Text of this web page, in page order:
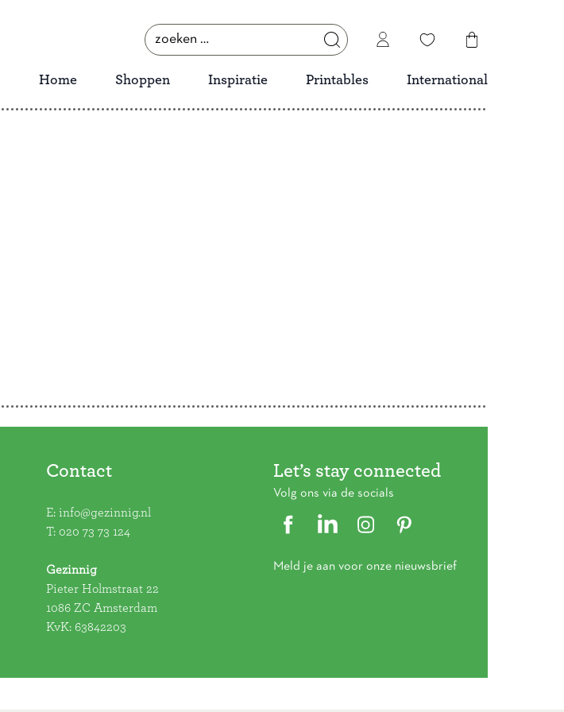
zoeken
naar:
Home Shoppen Inspiratie Printables International
Contact
E: info@gezinnig.nl
T: 020 73 73 124
Gezinnig
Pieter Holmstraat 22
1086 ZC Amsterdam
KvK: 63842203
Let’s stay connected
Volg ons via de socials
Meld je aan voor onze nieuwsbrief